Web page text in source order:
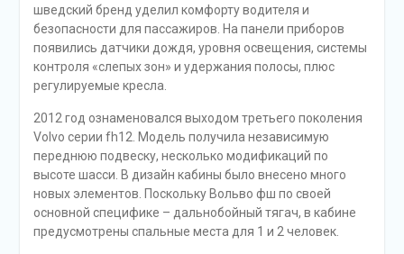
шведский бренд уделил комфорту водителя и
безопасности для пассажиров. На панели приборов
появились датчики дождя, уровня освещения, системы
контроля «слепых зон» и удержания полосы, плюс
регулируемые кресла.
2012 год ознаменовался выходом третьего поколения
Volvo серии fh12. Модель получила независимую
переднюю подвеску, несколько модификаций по
высоте шасси. В дизайн кабины было внесено много
новых элементов. Поскольку Вольво фш по своей
основной специфике – дальнобойный тягач, в кабине
предусмотрены спальные места для 1 и 2 человек.